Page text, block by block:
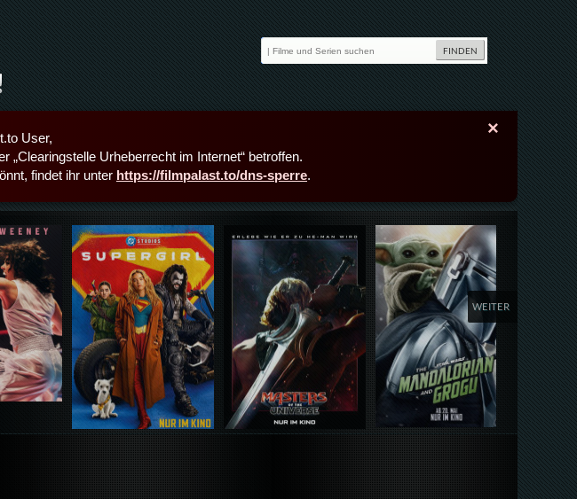
×
User,
Urheberrecht im Internet“ betroffen.
findet ihr unter https://filmpalast.to/dns-sperre.
Details,Play Details,Play Details,Play
WEITER